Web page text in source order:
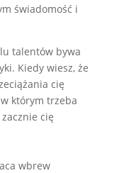
świadomość i
talentów bywa
Kiedy wiesz, że
cię
którym trzeba
cię
wbrew